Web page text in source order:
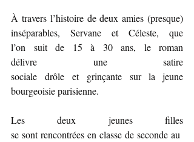
À travers l’histoire de deux amies (presque)
inséparables, Servane et Céleste, que
l’on suit de 15 à 30 ans, le roman
délivre une satire
sociale drôle et grinçante sur la jeune
bourgeoisie parisienne.
Les deux jeunes filles
se sont rencontrées en classe de seconde au